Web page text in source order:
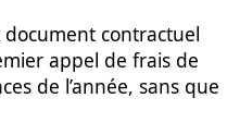
contractuel
appel de frais de
de l’année, sans que